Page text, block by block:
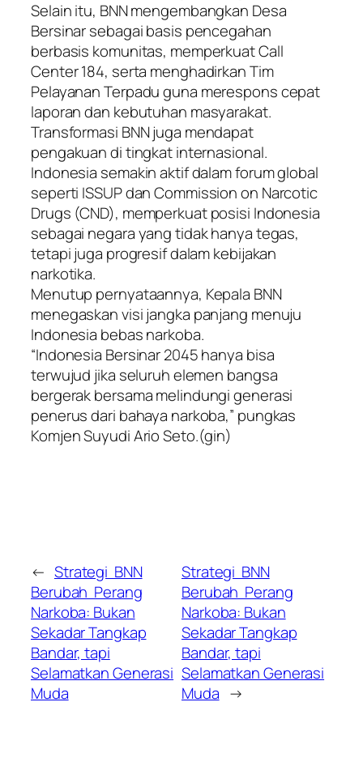
Selain itu, BNN mengembangkan Desa
Bersinar sebagai basis pencegahan
berbasis komunitas, memperkuat Call
Center 184, serta menghadirkan Tim
Pelayanan Terpadu guna merespons cepat
laporan dan kebutuhan masyarakat.
Transformasi BNN juga mendapat
pengakuan di tingkat internasional.
Indonesia semakin aktif dalam forum global
seperti ISSUP dan Commission on Narcotic
Drugs (CND), memperkuat posisi Indonesia
sebagai negara yang tidak hanya tegas,
tetapi juga progresif dalam kebijakan
narkotika.
Menutup pernyataannya, Kepala BNN
menegaskan visi jangka panjang menuju
Indonesia bebas narkoba.
“Indonesia Bersinar 2045 hanya bisa
terwujud jika seluruh elemen bangsa
bergerak bersama melindungi generasi
penerus dari bahaya narkoba,” pungkas
Komjen Suyudi Ario Seto.(gin)
← Strategi BNN
Berubah Perang
Narkoba: Bukan
Sekadar Tangkap
Bandar, tapi
Selamatkan Generasi
Muda
Strategi BNN
Berubah Perang
Narkoba: Bukan
Sekadar Tangkap
Bandar, tapi
Selamatkan Generasi
Muda →